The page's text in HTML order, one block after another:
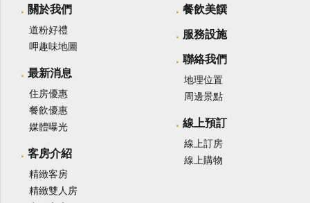
關於我們
道粉好禮
呷趣味地圖
最新消息
住房優惠
餐飲優惠
媒體曝光
客房介紹
精緻客房
精緻雙人房
餐飲美饌
服務設施
聯絡我們
地理位置
周邊景點
線上預訂
線上訂房
線上購物